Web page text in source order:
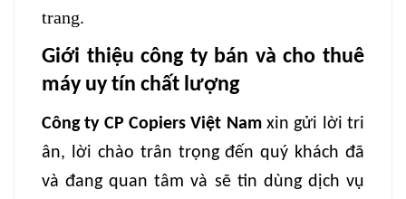
trang.
Giới thiệu công ty bán và cho thuê
máy uy tín chất lượng
Công ty CP Copiers Việt Namxin gửi lời tri
ân, lời chào trân trọng đến quý khách đã
và đang quan tâm và sẽ tin dùng dịch vụ